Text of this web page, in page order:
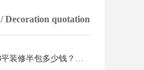
/ Decoration quotation